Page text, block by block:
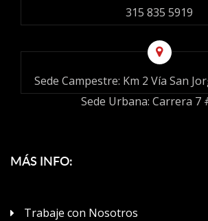
315 835 5919
Sede Campestre: Km 2 Vía San
Sede Urbana: Carrera 7
MÁS INFO:
Trabaje con Nosotros